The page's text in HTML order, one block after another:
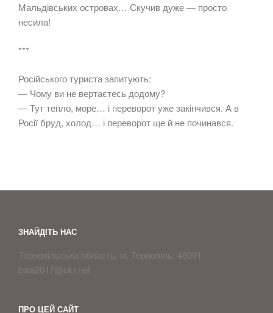
Мальдівських островах… Скучив дуже — просто
несила!
***
Російського туриста запитують:
— Чому ви не вертаєтесь додому?
— Тут тепло, море… і переворот уже закінчився. А в
Росії бруд, холод… і переворот ще й не починався.
ЗНАЙДІТЬ НАС
Тернопільська область, м. Тернопіль, 46001
bala2017@ukr.net
ПРО ЦЕЙ САЙТ